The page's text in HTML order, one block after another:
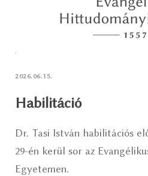
2026.06.15.
Habilitáció
Dr. Tasi István habilitációs
29-én kerül sor az
Egyetemen.